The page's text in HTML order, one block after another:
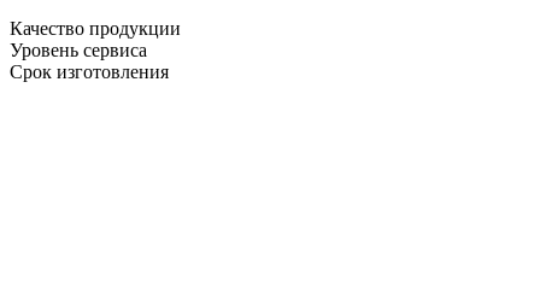
Качество продукции
Уровень сервиса
Срок изготовления